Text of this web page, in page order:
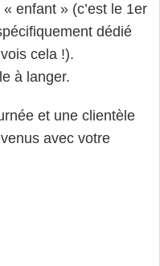
enfant » (c’est le 1er
dédié
cela !).
à langer.
et une clientèle
avec votre